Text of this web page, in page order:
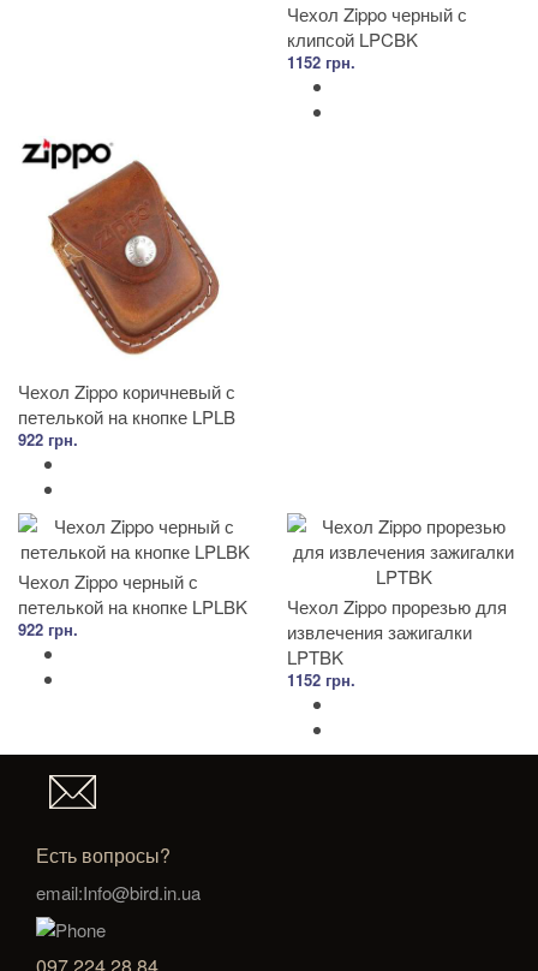
Чехол Zippo черный с
клипсой LPCBK
1152 грн.
Чехол Zippo коричневый с
петелькой на кнопке LPLB
922 грн.
Чехол Zippo черный с
петелькой на кнопке LPLBK
922 грн.
Чехол Zippo прорезью для
извлечения зажигалки
LPTBK
1152 грн.
Есть вопросы?
email:Info@bird.in.ua